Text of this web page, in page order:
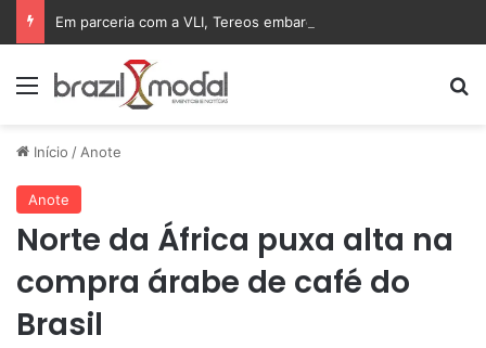
Menu
Início /Anote
Anote
Norte da África puxa alta na
compra árabe de café do
Brasil